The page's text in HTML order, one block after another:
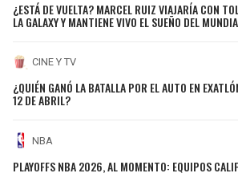
¿ESTÁ DE VUELTA? MARCEL RUIZ VIAJARÍA CON
LA GALAXY Y MANTIENE VIVO EL SUEÑO DEL
CINE Y TV
¿QUIÉN GANÓ LA BATALLA POR EL AUTO EN
12 DE ABRIL?
NBA
PLAYOFFS NBA 2026, AL MOMENTO: EQUIPOS